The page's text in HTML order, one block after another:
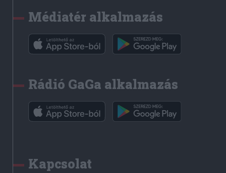
Médiatér alkalmazás
Rádió GaGa alkalmazás
Kapcsolat